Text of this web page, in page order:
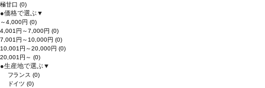
極甘口 (0)
●価格で選ぶ▼
～4,000円 (0)
4,001円～7,000円 (0)
7,001円～10,000円 (0)
10,001円～20,000円 (0)
20,001円～ (0)
●生産地で選ぶ▼
フランス(0)
ドイツ(0)